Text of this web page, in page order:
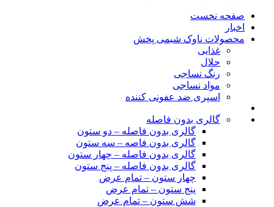
صفحه نخست
اخبار
محصولات ناوک شیمی پخش
غذایی
حلال
رنگ نساجی
مواد نساجی
اسپری ضد عفونی کننده
گالری بدون فاصله
گالری بدون فاصله – دو ستون
گالری بدون فاصه – سه ستون
گالری بدون فاصله – چهار ستون
گالری بدون فاصله – پنج ستون
چهار ستون – تمام عرض
پنج ستون – تمام عرض
شش ستون – تمام عرض